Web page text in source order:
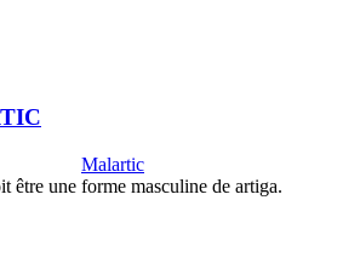
Malartic
être une forme masculine de artiga.